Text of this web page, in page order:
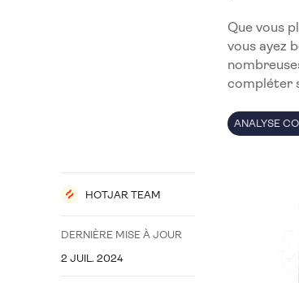
Que vous
vous ayez
compléter
ANALYSE
HOTJAR TEAM
DERNIÈRE MISE À JOUR
2 JUIL. 2024